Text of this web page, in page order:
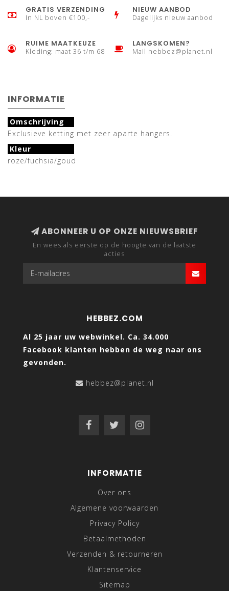
GRATIS VERZENDING
In NL boven €100,-
NIEUW AANBOD
Dagelijks nieuw aanbod
RUIME MAATKEUZE
Kleding: maat 36 t/m 68
LANGSKOMEN?
Mail hebbez@planet.nl
INFORMATIE
Omschrijving
Exclusieve ketting met zeer aparte hangers.
Kleur
roze/fuchsia/goud
ABONNEER U OP ONZE NIEUWSBRIEF
En wees als eerste op de hoogte van de laatste
acties
HEBBEZ.COM
Al 25 jaar uw webwinkel. Ca. 34.000
Facebook klanten hebben de weg naar ons
gevonden.
hebbez@planet.nl
INFORMATIE
Over ons
Algemene voorwaarden
Privacy Policy
Betaalmethoden
Verzenden & retourneren
Klantenservice
Sitemap